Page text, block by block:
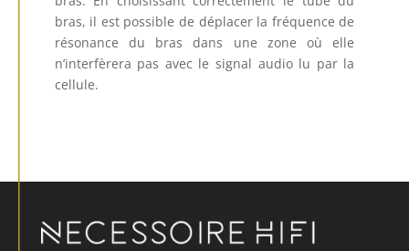
bras, il est possible de déplacer la fréquence de
résonance du bras dans une zone où elle
n’interfèrera pas avec le signal audio lu par la
cellule.